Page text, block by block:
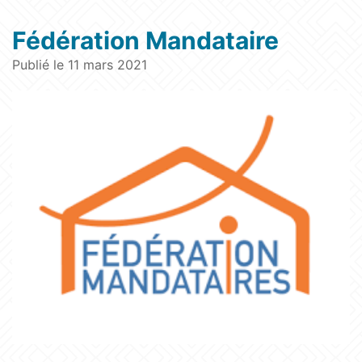
Fédération Mandataire
Publié le 11 mars 2021